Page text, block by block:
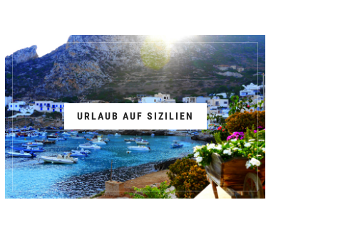
URLAUB AUF SIZILIEN